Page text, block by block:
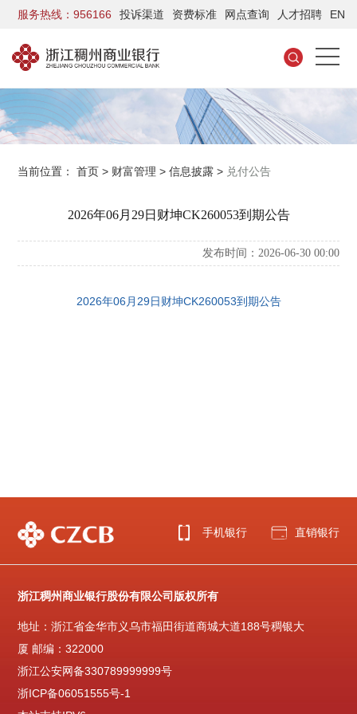
服务热线：956166 投诉渠道 资费标准 网点查询 人才招聘 EN
当前位置：首页 > 财富管理 >信息披露 > 兑付公告
2026年06月29日财坤CK260053到期公告
发布时间：2026-06-30 00:00
2026年06月29日财坤CK260053到期公告
手机银行 直销银行
浙江稠州商业银行股份有限公司版权所有
地址：浙江省金华市义乌市福田街道商城大道188号稠银大
厦 邮编：322000
浙江公安网备330789999999号
浙ICP备06051555号-1